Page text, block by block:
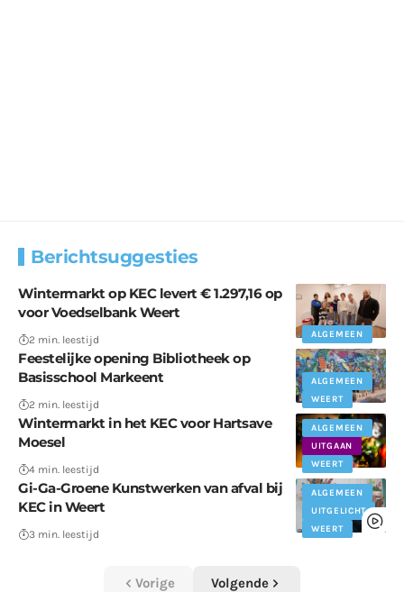
Berichtsuggesties
ALGEMEEN
Wintermarkt op KEC levert € 1.297,16 op
voor Voedselbank Weert
2 min. leestijd
ALGEMEEN
WEERT
Feestelijke opening Bibliotheek op
Basisschool Markeent
2 min. leestijd
ALGEMEEN
UITGAAN
WEERT
Wintermarkt in het KEC voor Hartsave
Moesel
4 min. leestijd
ALGEMEEN
UITGELICHT
WEERT
Gi-Ga-Groene Kunstwerken van afval bij
KEC in Weert
3 min. leestijd
Vorige Volgende